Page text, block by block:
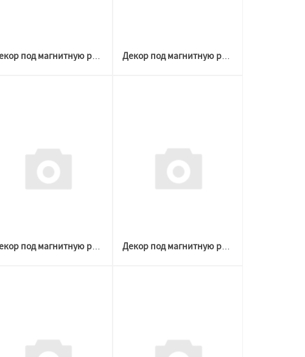
Декор под магнитную решетку ЧЕРНАЯ D 60-120 №1 (Welton)
Декор под магнитную решетку ЧЕРНАЯ D 100-300 №3 (Welton) Декор под магнитную решетку ЧЕРНАЯ D 100-300 №2 (Welton)